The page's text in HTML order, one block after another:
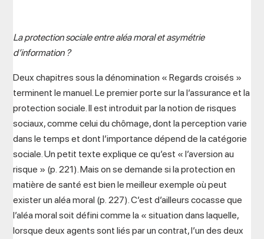
La protection sociale entre aléa moral et asymétrie
d’information ?
Deux chapitres sous la dénomination « Regards croisés »
terminent le manuel. Le premier porte sur la l’assurance et la
protection sociale. Il est introduit par la notion de risques
sociaux, comme celui du chômage, dont la perception varie
dans le temps et dont l’importance dépend de la catégorie
sociale. Un petit texte explique ce qu’est « l’aversion au
risque » (p. 221). Mais on se demande si la protection en
matière de santé est bien le meilleur exemple où peut
exister un aléa moral (p. 227). C’est d’ailleurs cocasse que
l’aléa moral soit défini comme la « situation dans laquelle,
lorsque deux agents sont liés par un contrat, l’un des deux